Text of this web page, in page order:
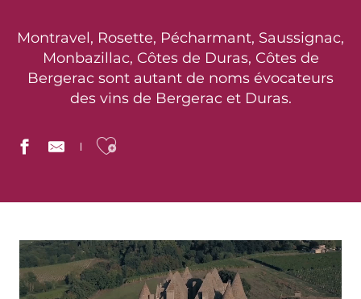
Montravel, Rosette, Pécharmant, Saussignac,
Monbazillac, Côtes de Duras, Côtes de
Bergerac sont autant de noms évocateurs
des vins de Bergerac et Duras.
Ajouter aux favoris